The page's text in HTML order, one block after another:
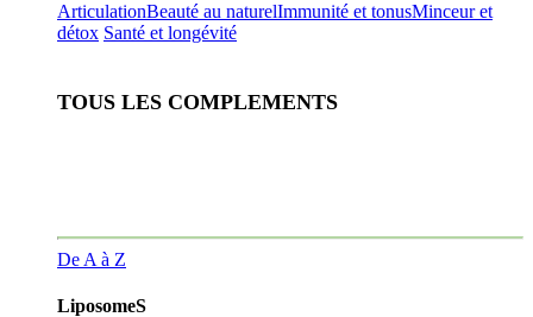
ArticulationBeauté au naturelImmunité et tonusMinceur et
détox Santé et longévité
TOUS LES COMPLEMENTS
De A à Z
LiposomeS